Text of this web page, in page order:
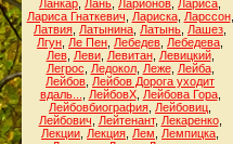
Ланкар Лань Ларионов Лариса
Лариса Гнаткевич
Лариска, Ларссон,
Латвия Латынина Латынь Лашез
Лгун Ле Пен Лебедев Лебедева
Лев, Леви, Левитан, Левицкий,
Легрос
Ледокол, Леже, Лейба,
Лейбов Лейбов Дорога уходит
вдаль...
ЛейбовХ, Лейбова Гора,
Лейбовбиография Лейбовиц
Лейбович
Лейтенант, Лекаренко,
Лекции Лекция Лем Лемпицка